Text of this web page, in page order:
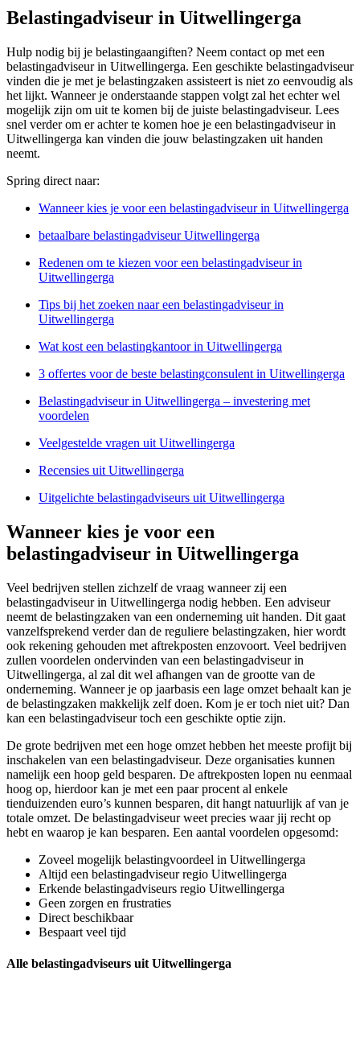
Belastingadviseur in Uitwellingerga
Hulp nodig bij je belastingaangiften? Neem contact op met een
belastingadviseur in Uitwellingerga. Een geschikte belastingadviseur
vinden die je met je belastingzaken assisteert is niet zo eenvoudig als
het lijkt. Wanneer je onderstaande stappen volgt zal het echter wel
mogelijk zijn om uit te komen bij de juiste belastingadviseur. Lees
snel verder om er achter te komen hoe je een belastingadviseur in
Uitwellingerga kan vinden die jouw belastingzaken uit handen
neemt.
Spring direct naar:
Wanneer kies je voor een belastingadviseur in Uitwellingerga
betaalbare belastingadviseur Uitwellingerga
Redenen om te kiezen voor een belastingadviseur in
Uitwellingerga
Tips bij het zoeken naar een belastingadviseur in
Uitwellingerga
Wat kost een belastingkantoor in Uitwellingerga
3 offertes voor de beste belastingconsulent in Uitwellingerga
Belastingadviseur in Uitwellingerga – investering met
voordelen
Veelgestelde vragen uit Uitwellingerga
Recensies uit Uitwellingerga
Uitgelichte belastingadviseurs uit Uitwellingerga
Wanneer kies je voor een
belastingadviseur in Uitwellingerga
Veel bedrijven stellen zichzelf de vraag wanneer zij een
belastingadviseur in Uitwellingerga nodig hebben. Een adviseur
neemt de belastingzaken van een onderneming uit handen. Dit gaat
vanzelfsprekend verder dan de reguliere belastingzaken, hier wordt
ook rekening gehouden met aftrekposten enzovoort. Veel bedrijven
zullen voordelen ondervinden van een belastingadviseur in
Uitwellingerga, al zal dit wel afhangen van de grootte van de
onderneming. Wanneer je op jaarbasis een lage omzet behaalt kan je
de belastingzaken makkelijk zelf doen. Kom je er toch niet uit? Dan
kan een belastingadviseur toch een geschikte optie zijn.
De grote bedrijven met een hoge omzet hebben het meeste profijt bij
inschakelen van een belastingadviseur. Deze organisaties kunnen
namelijk een hoop geld besparen. De aftrekposten lopen nu eenmaal
hoog op, hierdoor kan je met een paar procent al enkele
tienduizenden euro’s kunnen besparen, dit hangt natuurlijk af van je
totale omzet. De belastingadviseur weet precies waar jij recht op
hebt en waarop je kan besparen. Een aantal voordelen opgesomd:
Zoveel mogelijk belastingvoordeel in Uitwellingerga
Altijd een belastingadviseur regio Uitwellingerga
Erkende belastingadviseurs regio Uitwellingerga
Geen zorgen en frustraties
Direct beschikbaar
Bespaart veel tijd
Alle belastingadviseurs uit Uitwellingerga